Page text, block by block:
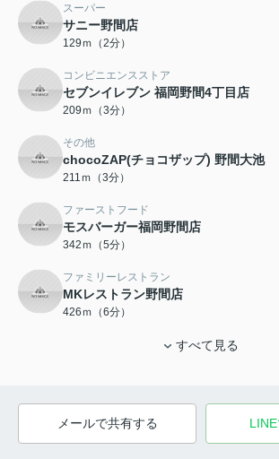
スーパー
サニー野間店
129ｍ（2分）
コンビニエンスストア
セブンイレブン 福岡野間4丁目店
209ｍ（3分）
その他
chocoZAP(チョコザップ) 野間大池
211ｍ（3分）
ファーストフード
モスバーガー福岡野間店
342ｍ（5分）
ファミリーレストラン
MKレストラン野間店
426ｍ（6分）
すべて見る
メールで共有する